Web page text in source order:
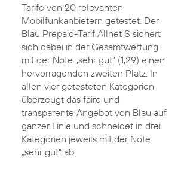
Tarife von 20 relevanten
Mobilfunkanbietern getestet. Der
Blau Prepaid-Tarif Allnet S sichert
sich dabei in der Gesamtwertung
mit der Note „sehr gut“ (1,29) einen
hervorragenden zweiten Platz. In
allen vier getesteten Kategorien
überzeugt das faire und
transparente Angebot von Blau auf
ganzer Linie und schneidet in drei
Kategorien jeweils mit der Note
„sehr gut“ ab.